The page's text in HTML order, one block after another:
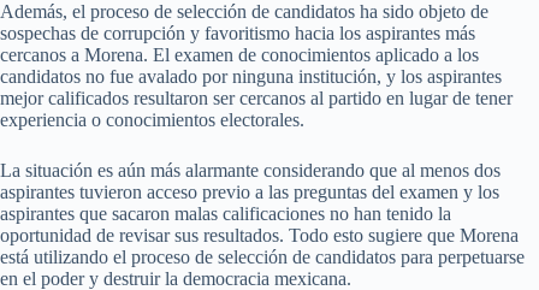
Además, el proceso de selección de candidatos ha sido objeto de
sospechas de corrupción y favoritismo hacia los aspirantes más
cercanos a Morena. El examen de conocimientos aplicado a los
candidatos no fue avalado por ninguna institución, y los aspirantes
mejor calificados resultaron ser cercanos al partido en lugar de tener
experiencia o conocimientos electorales.
La situación es aún más alarmante considerando que al menos dos
aspirantes tuvieron acceso previo a las preguntas del examen y los
aspirantes que sacaron malas calificaciones no han tenido la
oportunidad de revisar sus resultados. Todo esto sugiere que Morena
está utilizando el proceso de selección de candidatos para perpetuarse
en el poder y destruir la democracia mexicana.